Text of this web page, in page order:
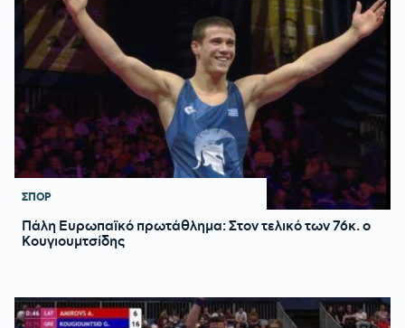
ΣΠΟΡ
Πάλη Ευρωπαϊκό πρωτάθλημα: Στον τελικό των 76κ. ο
Κουγιουμτσίδης